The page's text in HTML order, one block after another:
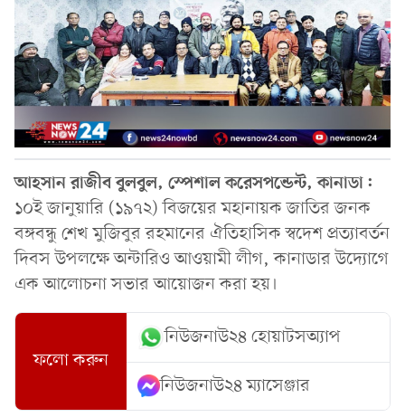
আহসান রাজীব বুলবুল, স্পেশাল করেসপন্ডেন্ট, কানাডা:
১০ই জানুয়ারি (১৯৭২) বিজয়ের মহানায়ক জাতির জনক
বঙ্গবন্ধু শেখ মুজিবুর রহমানের ঐতিহাসিক স্বদেশ প্রত্যাবর্তন
দিবস উপলক্ষে অন্টারিও আওয়ামী লীগ, কানাডার উদ্যোগে
এক আলোচনা সভার আয়োজন করা হয়।
ফলো করুন
নিউজনাউ২৪ হোয়াটসঅ্যাপ
নিউজনাউ২৪ ম্যাসেঞ্জার